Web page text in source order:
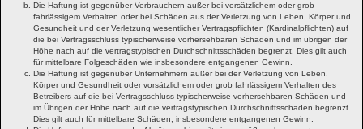
Die Haftung ist gegenüber Verbrauchern außer bei vorsätzlichem oder grob
fahrlässigem Verhalten oder bei Schäden aus der Verletzung von Leben, Körper und
Gesundheit und der Verletzung wesentlicher Vertragspflichten (Kardinalpflichten) auf
die bei Vertragsschluss typischerweise vorhersehbaren Schäden und im übrigen der
Höhe nach auf die vertragstypischen Durchschnittsschäden begrenzt. Dies gilt auch
für mittelbare Folgeschäden wie insbesondere entgangenen Gewinn.
Die Haftung ist gegenüber Unternehmern außer bei der Verletzung von Leben,
Körper und Gesundheit oder vorsätzlichem oder grob fahrlässigem Verhalten des
Betreibers auf die bei Vertragsschluss typischerweise vorhersehbaren Schäden und
im Übrigen der Höhe nach auf die vertragstypischen Durchschnittsschäden begrenzt.
Dies gilt auch für mittelbare Schäden, insbesondere entgangenen Gewinn.